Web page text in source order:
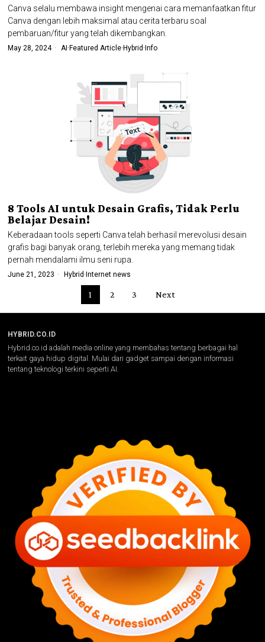
Canva selalu membawa insight mengenai cara memanfaatkan fitur
Canva dengan lebih maksimal atau cerita terbaru soal
pembaruan/fitur yang telah dikembangkan.
May 28, 2024 AI · Featured Article· Hybrid · Info
8 Tools AI untuk Desain Grafis, Tidak Perlu
Belajar Desain!
Keberadaan tools seperti Canva telah berhasil merevolusi desain
grafis bagi banyak orang, terlebih mereka yang memang tidak
pernah mendalami ilmu seni rupa.
June 21, 2023 Hybrid ·Internet news
1 2 3 Next
HYBRID.CO.ID
Hybrid.co.id adalah media online yang membahas tentang berbagai hal
terkait gaya hidup digital. Mulai dari gadget sampai dengan informasi
tentang teknologi terkini seperti AI.